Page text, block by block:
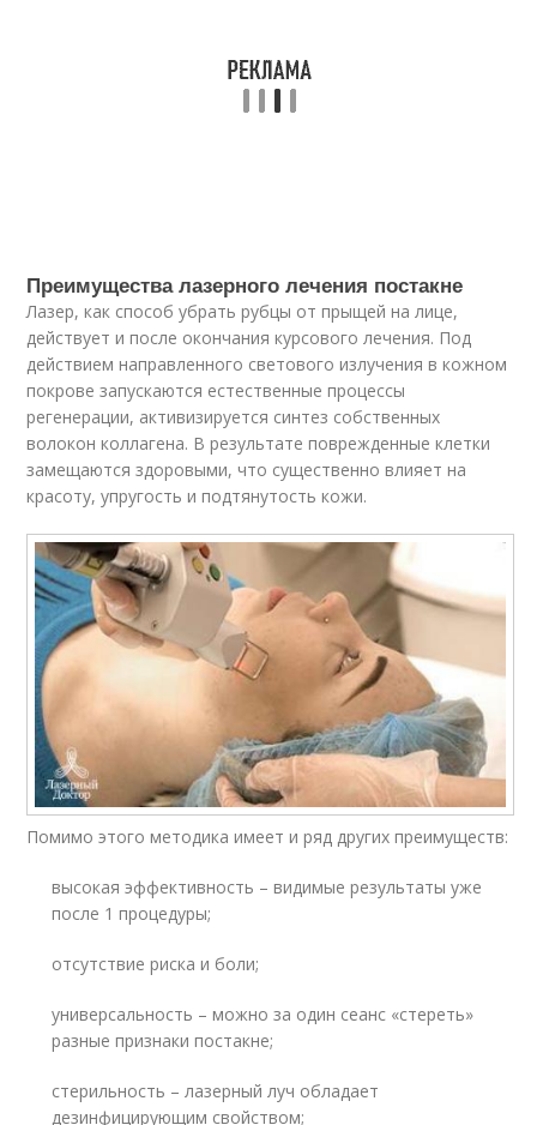
Преимущества лазерного лечения постакне
Лазер, как способ убрать рубцы от прыщей на лице,
действует и после окончания курсового лечения. Под
действием направленного светового излучения в кожном
покрове запускаются естественные процессы
регенерации, активизируется синтез собственных
волокон коллагена. В результате поврежденные клетки
замещаются здоровыми, что существенно влияет на
красоту, упругость и подтянутость кожи.
Помимо этого методика имеет и ряд других преимуществ:
высокая эффективность – видимые результаты уже
после 1 процедуры;
отсутствие риска и боли;
универсальность – можно за один сеанс «стереть»
разные признаки постакне;
стерильность – лазерный луч обладает
дезинфицирующим свойством;